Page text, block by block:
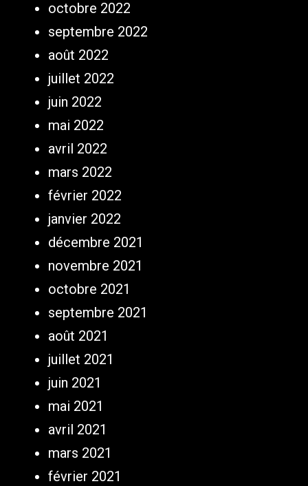
octobre 2022
septembre 2022
août 2022
juillet 2022
juin 2022
mai 2022
avril 2022
mars 2022
février 2022
janvier 2022
décembre 2021
novembre 2021
octobre 2021
septembre 2021
août 2021
juillet 2021
juin 2021
mai 2021
avril 2021
mars 2021
février 2021